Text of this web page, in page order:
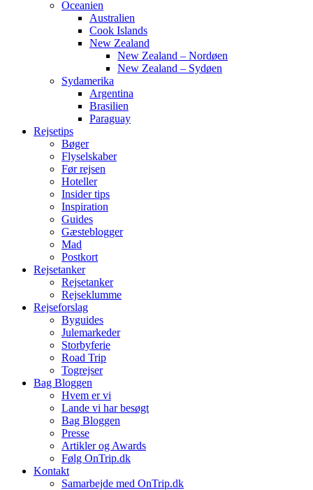
Oceanien
Australien
Cook Islands
New Zealand
New Zealand – Nordøen
New Zealand – Sydøen
Sydamerika
Argentina
Brasilien
Paraguay
Rejsetips
Bøger
Flyselskaber
Før rejsen
Hoteller
Insider tips
Inspiration
Guides
Gæsteblogger
Mad
Postkort
Rejsetanker
Rejsetanker
Rejseklumme
Rejseforslag
Byguides
Julemarkeder
Storbyferie
Road Trip
Togrejser
Bag Bloggen
Hvem er vi
Lande vi har besøgt
Bag Bloggen
Presse
Artikler og Awards
Følg OnTrip.dk
Kontakt
Samarbejde med OnTrip.dk